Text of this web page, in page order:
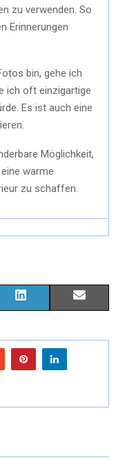
zu verwenden. So
Erinnerungen
bin, gehe ich
ich oft einzigartige
Es ist auch eine
Möglichkeit,
warme
zu schaffen.
N
K